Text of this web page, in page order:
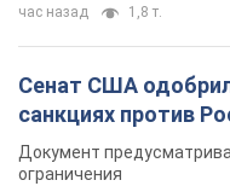
час назад 1,8 т.
Сенат США
санкциях против
Документ
ограничения